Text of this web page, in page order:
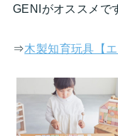
GENIがオススメで
⇒木製知育玩具【エ